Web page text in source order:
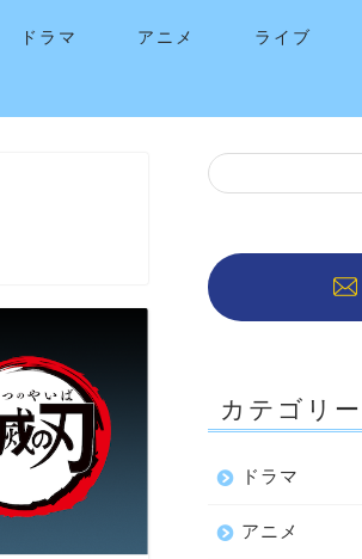
ドラマ アニメ ライブ
カテゴリー
ドラマ
アニメ